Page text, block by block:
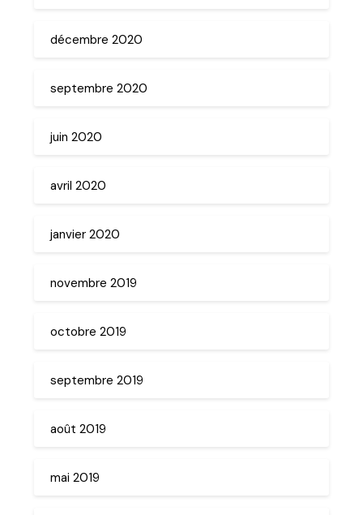
décembre 2020
septembre 2020
juin 2020
avril 2020
janvier 2020
novembre 2019
octobre 2019
septembre 2019
août 2019
mai 2019